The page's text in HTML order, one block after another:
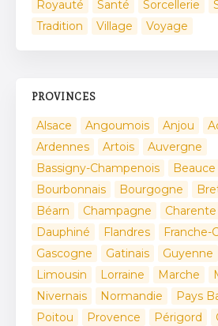
Royauté Santé Sorcellerie
Tradition
Village Voyage
PROVINCES
Alsace Angoumois Anjou
Ardennes
Artois
Auvergne
Bassigny-Champenois
Beauce
Bourbonnais
Bourgogne
Béarn
Champagne Charente
Dauphiné
Flandres
Franche-
Gascogne
Gatinais Guyenne
Limousin
Lorraine Marche
Nivernais
Normandie Pays
Poitou
Provence Périgord